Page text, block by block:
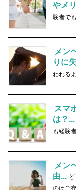
やメ
験者で
メン
りに
われる
スマ
は？...
も経験
メン
由...
のはご